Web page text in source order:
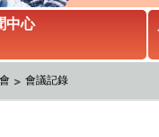
中心
會議記錄